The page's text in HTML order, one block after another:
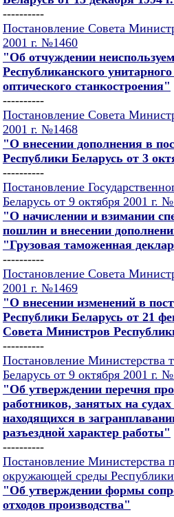
----------
Постановление Совета
2001 г. №1460
"Об отчуждении
Республиканского
оптического станкостроения"
----------
Постановление Совета
2001 г. №1468
"О внесении дополнения в
Республики Беларусь от 3
----------
Постановление
Беларусь от 9 октября 2001 г.
"О начислении и взимании
пошлин и внесении
"Грузовая таможенная
----------
Постановление Совета
2001 г. №1469
"О внесении изменений в
Республики Беларусь от 21
Совета Министров
----------
Постановление Министерства
Беларусь от 9 октября 2001 г.
"Об утверждении перечня
работников, занятых на
находящихся в
разъездной характер работы"
----------
Постановление Министерства
окружающей среды
"Об утверждении формы
отходов производства"